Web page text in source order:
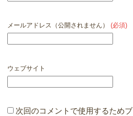
メールアドレス（公開されません） (必須)
ウェブサイト
次回のコメントで使用するため